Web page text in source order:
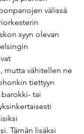
välissä
syyn olevan
mutta vähitellen ne
tiettyyn
tai
Tämän lisäksi